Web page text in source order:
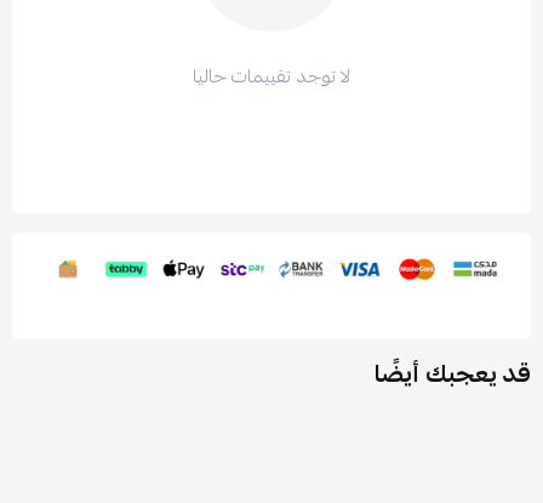
لا توجد تقييمات حاليا
قد يعجبك أيضًا